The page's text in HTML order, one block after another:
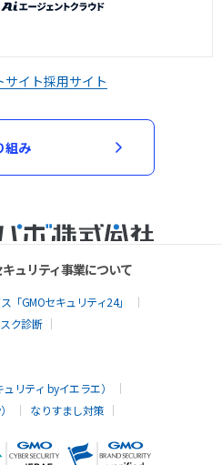
サイト採用サイト
組み
ュリティ事業について
「GMOセキュリティ24」
ク診断
リティ byイエラエ）
なりすまし対策